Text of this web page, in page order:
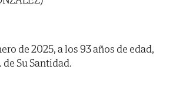
de 2025, a los 93 años de edad,
de Su Santidad.